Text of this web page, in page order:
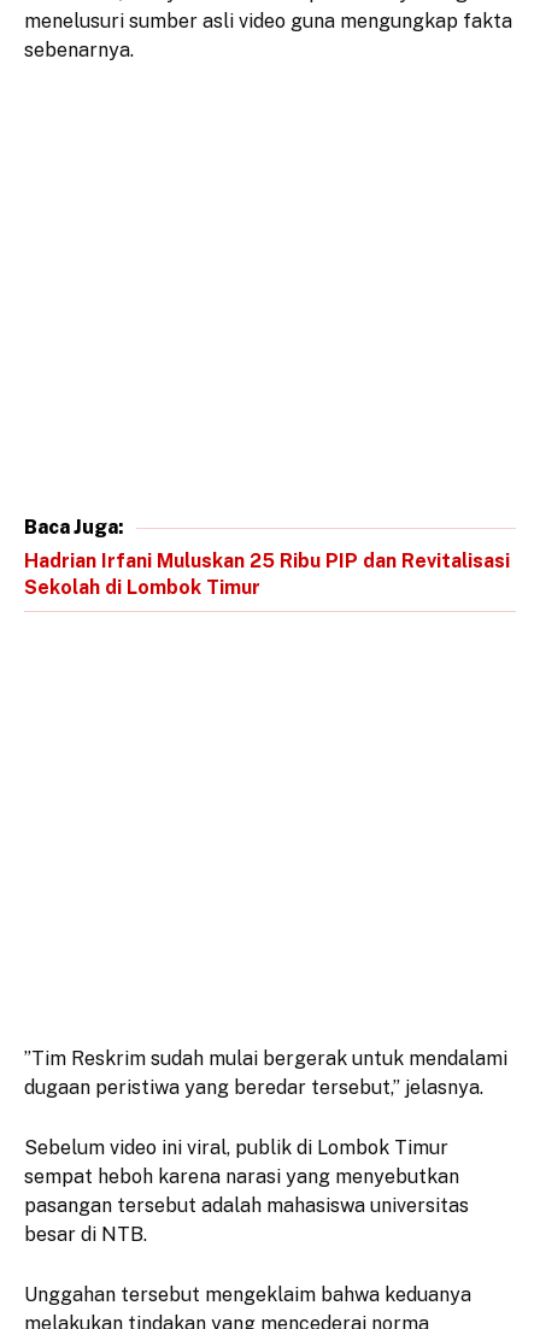
menelusuri sumber asli video guna mengungkap fakta
sebenarnya.
Baca Juga:
Hadrian Irfani Muluskan 25 Ribu PIP dan Revitalisasi
Sekolah di Lombok Timur
​”Tim Reskrim sudah mulai bergerak untuk mendalami
dugaan peristiwa yang beredar tersebut,” jelasnya.
​Sebelum video ini viral, publik di Lombok Timur
sempat heboh karena narasi yang menyebutkan
pasangan tersebut adalah mahasiswa universitas
besar di NTB.
Unggahan tersebut mengeklaim bahwa keduanya
melakukan tindakan yang mencederai norma